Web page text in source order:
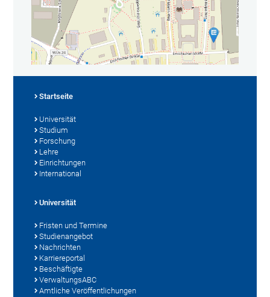
Startseite
Universität
Studium
Forschung
Lehre
Einrichtungen
International
Universität
Fristen und Termine
Studienangebot
Nachrichten
Karriereportal
Beschäftigte
VerwaltungsABC
Amtliche Veröffentlichungen